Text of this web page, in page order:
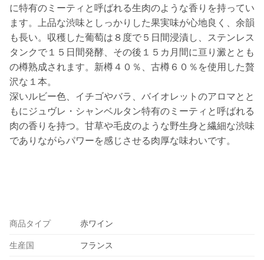
に特有のミーティと呼ばれる生肉のような香りを持ってい
ます。上品な渋味としっかりした果実味が心地良く、余韻
も長い。収穫した葡萄は８度で５日間浸漬し、ステンレス
タンクで１５日間発酵、その後１５カ月間に亘り澱ととも
の樽熟成されます。新樽４０％、古樽６０％を使用した贅
沢な１本。
深いルビー色、イチゴやバラ、バイオレットのアロマとと
もにジュヴレ・シャンベルタン特有のミーティと呼ばれる
肉の香りを持つ。甘草や毛皮のような野生身と繊細な渋味
でありながらパワーを感じさせる肉厚な味わいです。
商品タイプ 赤ワイン
生産国 フランス